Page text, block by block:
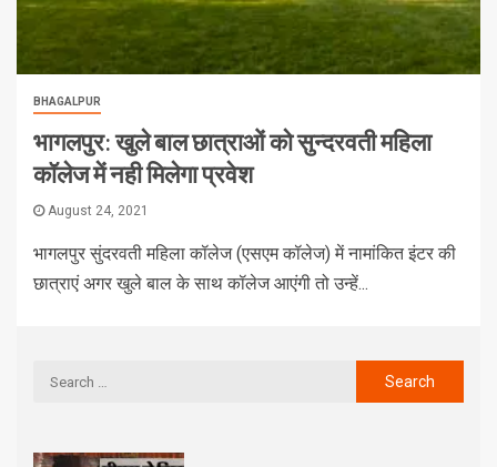
BHAGALPUR
भागलपुर: खुले बाल छात्राओं को सुन्दरवती महिला
कॉलेज में नही मिलेगा प्रवेश
August 24, 2021
भागलपुर सुंदरवती महिला कॉलेज (एसएम कॉलेज) में नामांकित इंटर की
छात्राएं अगर खुले बाल के साथ कॉलेज आएंगी तो उन्हें...